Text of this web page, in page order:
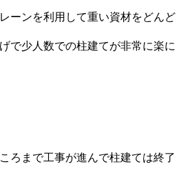
ーンを利用して重い資材をどんど
で少人数での柱建てが非常に楽に
ろまで工事が進んで柱建ては終了